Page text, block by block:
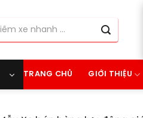
TRANG CHỦ GIỚI THIỆU